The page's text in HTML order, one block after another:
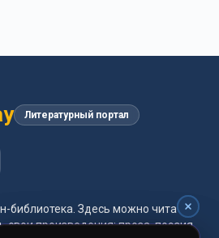
Литературный портал
библиотека. Здесь можно читать
свои произведения: проза, поэзия,